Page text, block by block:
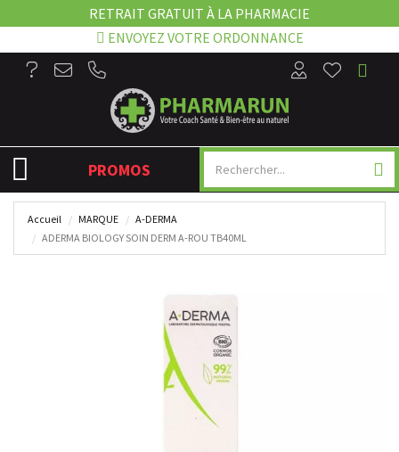
RETRAIT GRATUIT À LA PHARMACIE
ENVOYEZ VOTRE ORDONNANCE
NAVIGATION
PROMOS
Accueil MARQUE
A-DERMA
ADERMA BIOLOGY SOIN DERM A-ROU TB40ML